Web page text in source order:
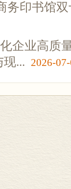
务印书馆
企业高质
现... 2026-